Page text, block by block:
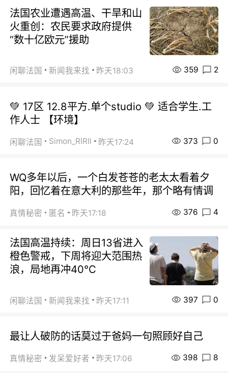
法国农业遭遇高温、干旱和山
火重创：农民要求政府提供
“数十亿欧元”援助
闲聊法国 新闻我来找 昨天18:03 359 2
💚 17区 12.8平方.单个studio 💚 适合学生.工
作人士 【环境】
闲聊法国 Simon_RIRIl 昨天17:24 373 0
WQ多年以后，一个白发苍苍的老太太看着夕
阳，回忆着在意大利的那些年，那个略有情调
真情秘密 匿名 昨天17:18 376 4
法国高温持续：周日13省进入
橙色警戒，下周将迎大范围热
浪，局地再冲40℃
闲聊法国 新闻我来找 昨天17:11 397 0
最让人破防的话莫过于爸妈一句照顾好自己
真情秘密 发呆爱好者 昨天17:06 398 8